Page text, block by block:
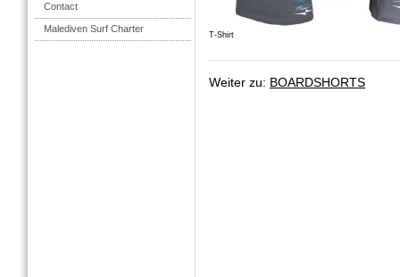
Contact
Malediven Surf Charter
T-Shirt
Weiter zu: BOARDSHORTS